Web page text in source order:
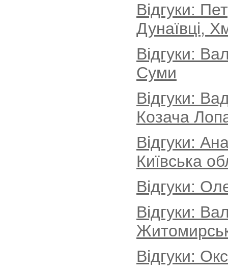
Відгуки:
Дунаївці,
Відгуки:
Суми
Відгуки:
Козача
Відгуки:
Київська
Відгуки:
Відгуки:
Відгуки: